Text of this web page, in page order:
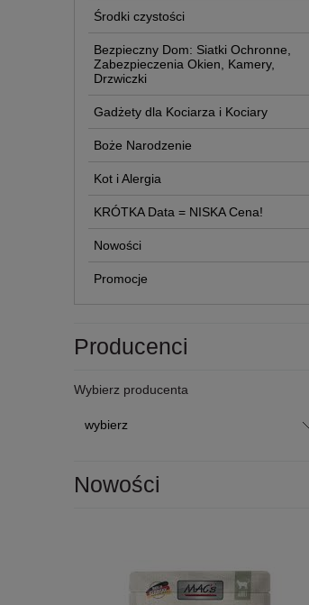
Środki czystości
Bezpieczny Dom: Siatki Ochronne,
Zabezpieczenia Okien, Kamery,
Drzwiczki
Gadżety dla Kociarza i Kociary
Boże Narodzenie
Kot i Alergia
KRÓTKA Data = NISKA Cena!
Nowości
Promocje
Producenci
Wybierz producenta
Nowości